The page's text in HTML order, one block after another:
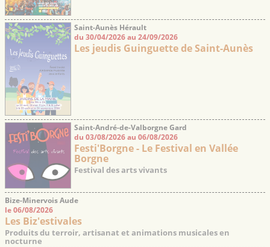
Saint-Aunès Hérault
du 30/04/2026 au 24/09/2026
Les jeudis Guinguette de Saint-Aunès
Saint-André-de-Valborgne Gard
du 03/08/2026 au 06/08/2026
Festi'Borgne - Le Festival en Vallée
Borgne
Festival des arts vivants
Bize-Minervois Aude
le 06/08/2026
Les Biz'estivales
Produits du terroir, artisanat et animations musicales en
nocturne